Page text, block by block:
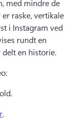
med mindre de
raske, vertikale
i Instagram ved
rundt en
en historie.
.